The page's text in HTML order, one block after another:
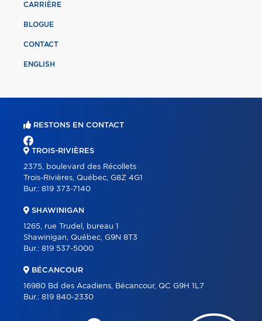
CARRIÈRE
BLOGUE
CONTACT
ENGLISH
RESTONS EN CONTACT
TROIS-RIVIÈRES
2375, boulevard des Récollets
Trois-Rivières, Québec, G8Z 4G1
Bur.: 819 373-7140
SHAWINIGAN
1265, rue Trudel, bureau 1
Shawinigan, Québec, G9N 8T3
Bur.: 819 537-5000
BÉCANCOUR
16980 Bd des Acadiens, Bécancour, QC G9H 1L7
Bur.: 819 840-2330